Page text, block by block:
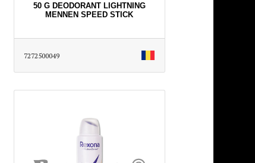
50 G DEODORANT LIGHTNING
MENNEN SPEED STICK
7272500049